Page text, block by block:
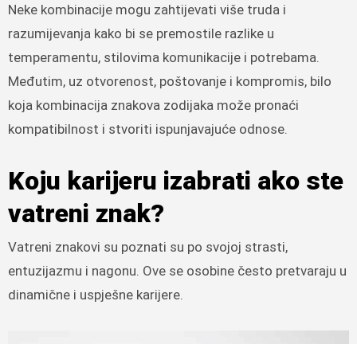
Neke kombinacije mogu zahtijevati više truda i
razumijevanja kako bi se premostile razlike u
temperamentu, stilovima komunikacije i potrebama.
Međutim, uz otvorenost, poštovanje i kompromis, bilo
koja kombinacija znakova zodijaka može pronaći
kompatibilnost i stvoriti ispunjavajuće odnose.
Koju karijeru izabrati ako ste
vatreni znak?
Vatreni znakovi su poznati su po svojoj strasti,
entuzijazmu i nagonu. Ove se osobine često pretvaraju u
dinamične i uspješne karijere.